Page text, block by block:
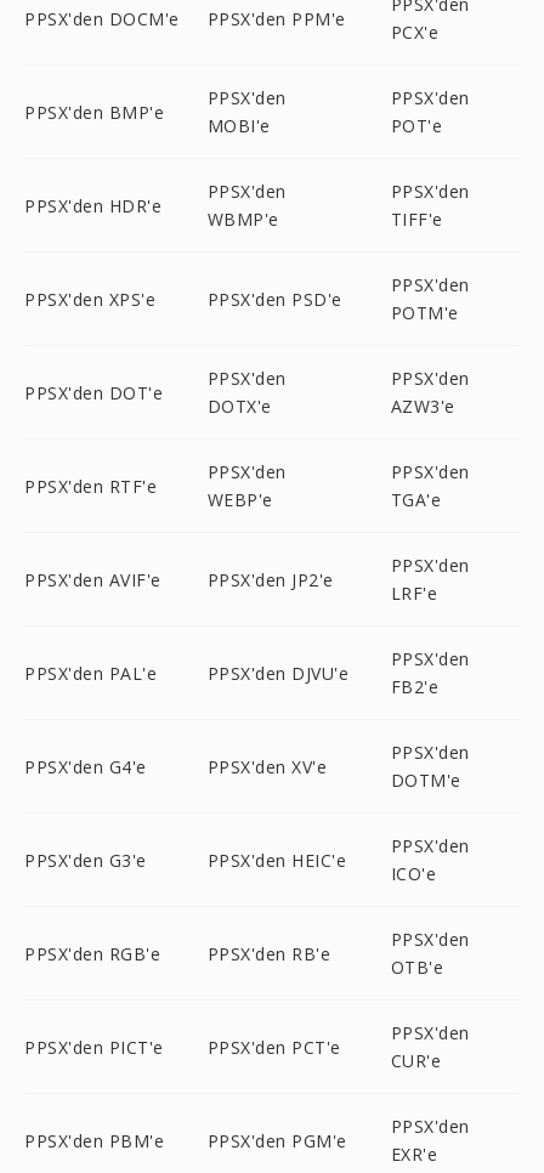
PPSX'den DOCM'e PPSX'den PPM'e
PCX'e
PPSX'den BMP'e
PPSX'den
MOBI'e
PPSX'den
POT'e
PPSX'den HDR'e
PPSX'den
WBMP'e
PPSX'den
TIFF'e
PPSX'den XPS'e PPSX'den PSD'e
PPSX'den
POTM'e
PPSX'den DOT'e
PPSX'den
DOTX'e
PPSX'den
AZW3'e
PPSX'den RTF'e
PPSX'den
WEBP'e
PPSX'den
TGA'e
PPSX'den AVIF'e PPSX'den JP2'e
PPSX'den
LRF'e
PPSX'den PAL'e PPSX'den DJVU'e
PPSX'den
FB2'e
PPSX'den G4'e PPSX'den XV'e
PPSX'den
DOTM'e
PPSX'den G3'e PPSX'den HEIC'e
PPSX'den
ICO'e
PPSX'den RGB'e PPSX'den RB'e
PPSX'den
OTB'e
PPSX'den PICT'e PPSX'den PCT'e
PPSX'den
CUR'e
PPSX'den PBM'e PPSX'den PGM'e
PPSX'den
EXR'e